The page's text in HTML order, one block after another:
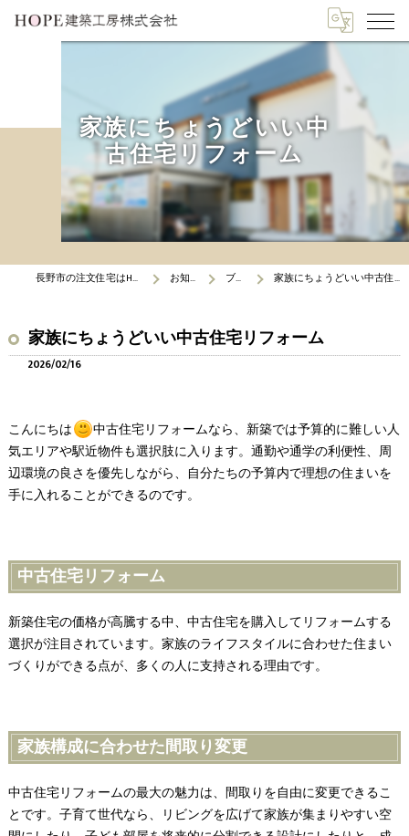
家族にちょうどいい中
古住宅リフォーム
長野市の注文住宅はHOPE建築工房 お知らせ ブログ 家族にちょうどいい中古住宅リフォーム
家族にちょうどいい中古住宅リフォーム
2026/02/16
こんにちは
中古住宅リフォームなら、新築では予算的に難しい人
気エリアや駅近物件も選択肢に入ります。通勤や通学の利便性、周
辺環境の良さを優先しながら、自分たちの予算内で理想の住まいを
手に入れることができるのです。
中古住宅リフォーム
新築住宅の価格が高騰する中、中古住宅を購入してリフォームする
選択が注目されています。家族のライフスタイルに合わせた住まい
づくりができる点が、多くの人に支持される理由です。
家族構成に合わせた間取り変更
中古住宅リフォームの最大の魅力は、間取りを自由に変更できるこ
とです。子育て世代なら、リビングを広げて家族が集まりやすい空